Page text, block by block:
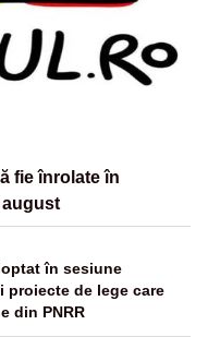
fie înrolate în
august
în sesiune
proiecte de lege care
din PNRR